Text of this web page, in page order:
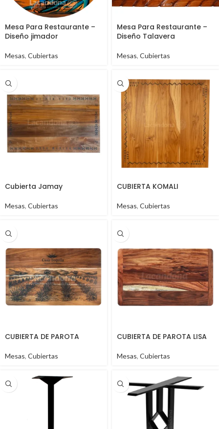
Mesa Para Restaurante –
Diseño jimador
Mesas, Cubiertas
Mesa Para Restaurante –
Diseño Talavera
Mesas, Cubiertas
Cubierta Jamay
Mesas, Cubiertas
CUBIERTA KOMALI
Mesas, Cubiertas
CUBIERTA DE PAROTA
Mesas, Cubiertas
CUBIERTA DE PAROTA LISA
Mesas, Cubiertas